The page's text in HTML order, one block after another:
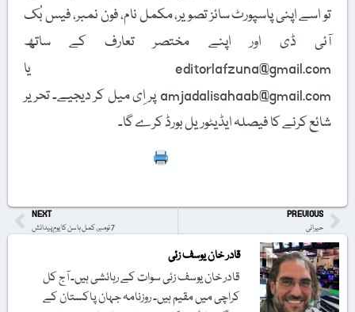
تو اسے اپنی پاسپورٹ سائز تصویر، مکمل نام، فون نمبر، فیس بُک
آئی ڈی اور اپنے مختصر تعارف کے ساتھ
editorlafzuna@gmail.com یا
amjadalisahaab@gmail.com پر اِی میل کر دیجیے۔ تحریر
شائع کرنے کا فیصلہ ایڈیٹوریل بورڈ کرے گا۔
PREVIOUS
حیرانی
NEXT
7 نومبر، کمل ہاسن کا یومِ پیدائش
قادر خان یوسف زئی
قادر خان یوسف زئی سوات کے رہائشی ہیں۔ آج کل
کراچی میں مقیم ہیں۔ روزنامہ جہان پاکستان کے